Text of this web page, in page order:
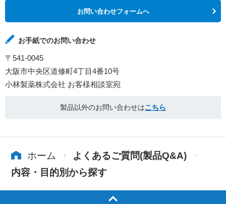
お問い合わせフォームへ
お手紙でのお問い合わせ
〒541-0045
大阪市中央区道修町4丁目4番10号
小林製薬株式会社 お客様相談室宛
製品以外のお問い合わせはこちら
ホーム
よくあるご質問(製品Q&A)
内容・目的別から探す